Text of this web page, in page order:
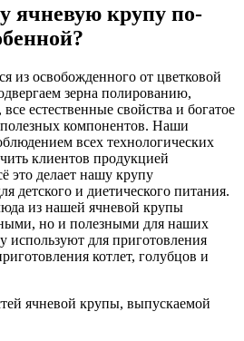
ячневую крупу по-
из освобожденного от цветковой
зерна полированию,
естественные свойства и богатое
компонентов. Наши
всех технологических
клиентов продукцией
это делает нашу крупу
детского и диетического питания.
из нашей ячневой крупы
но и полезными для наших
используют для приготовления
котлет, голубцов и
ячневой крупы, выпускаемой